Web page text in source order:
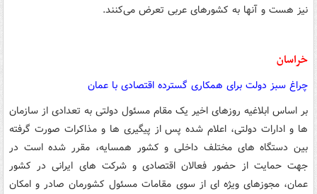
نیز هست و آنها به کشورهای عربی تعرض می‌کنند.
خراسان
چراغ سبز دولت برای همکاری گسترده اقتصادی با عمان
بر اساس ابلاغیه روزهای اخیر یک مقام مسئول دولتی به تعدادی از سازمان
ها و ادارات دولتی، اعلام شده پس از پیگیری ها و مذاکرات صورت گرفته
بین دستگاه های مختلف داخلی و کشور همسایه، مقرر شده است در
جهت حمایت از حضور فعالان اقتصادی و شرکت های ایرانی در کشور
عمان، مجوزهای ویژه ای از سوی مقامات مسئول کشورمان صادر و امکان